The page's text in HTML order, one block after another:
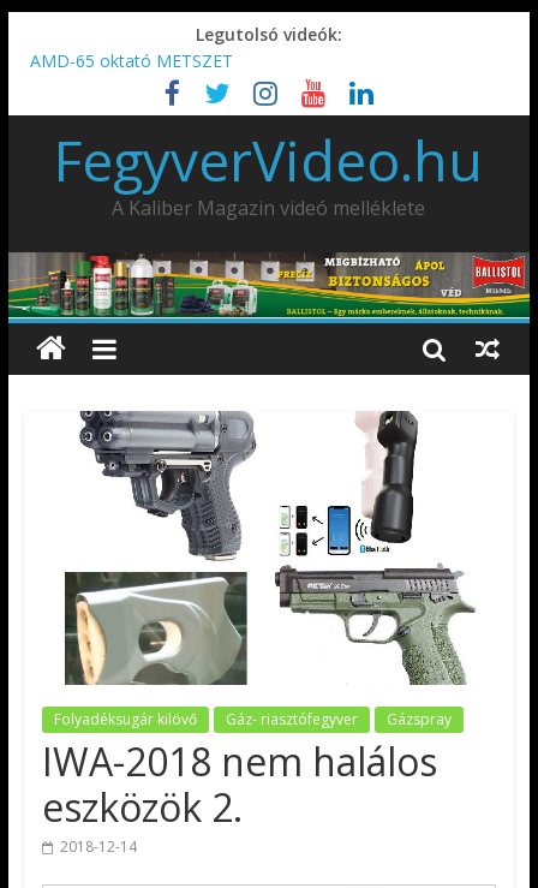
Legutolsó videók:
AMD-65 oktató METSZET
Umarex TPX50 .50 paintball/pepperball/traumatikus marker
IDÉN IS INDUL: Fegyvertervező- és gyártó szakmérnöki,
illetve szakspecialista képzés!!!
IWA2026 – Puskák 1. rész
Ardesa Patriot “FAPADOS” .45 elöltöltő perkussziós pisztoly
FegyverVideo.hu
A Kaliber Magazin videó melléklete
Folyadéksugár kilövő Gáz- riasztófegyver Gázspray
IWA-2018 nem halálos
eszközök 2.
2018-12-14